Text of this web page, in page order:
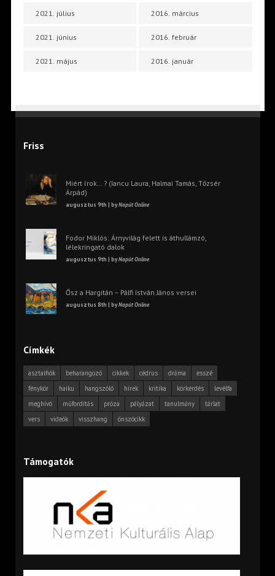
2021. július
2021. június
2021. május
2016. március
2016. február
2016. január
Friss
Miért írok… ? (Iancu Laura, Halmai Tamás, Tőzsér
Árpád)
augusztus 9th | byNapút Online
Fodor Miklós: Árnyvilág felett is áthullámzó,
lélekringató dalok
augusztus 9th | byNapút Online
Ősz a Hargitán – Pálfi István János versei
augusztus 8th | byNapút Online
Címkék
asztalfiók beharangozó cikkek cédrus dráma
esszé
fénykör
haiku hangszóló hírek kritika körkérdés
levélfa
meghívó
műfordítás próza pályázat tanulmány
tárlat
vers
videók visszhang önszócikk
Támogatók